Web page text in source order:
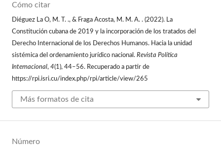
Cómo citar
Diéguez La O, M. T. ., & Fraga Acosta, M. M. A. . (2022). La
Constitución cubana de 2019 y la incorporación de los tratados del
Derecho Internacional de los Derechos Humanos. Hacia la unidad
sistémica del ordenamiento jurídico nacional.Revista Política
Internacional,4(1), 44–56. Recuperado a partir de
https://rpi.isri.cu/index.php/rpi/article/view/265
Más formatos de cita
Número